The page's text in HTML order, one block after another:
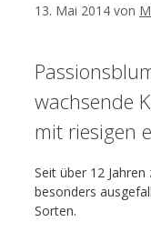
13. Mai 2014 von
wachsende
mit riesigen
Seit über 12
besonders
Sorten.